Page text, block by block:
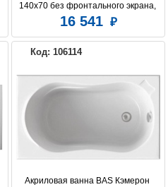
140х70 без фронтального экрана,
без гидромассажа, без
16 541
Код: 106114
Акриловая ванна BAS Кэмерон